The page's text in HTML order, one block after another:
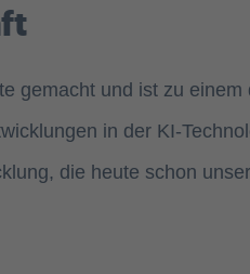
gemacht und ist zu
in der KI-
die heute schon